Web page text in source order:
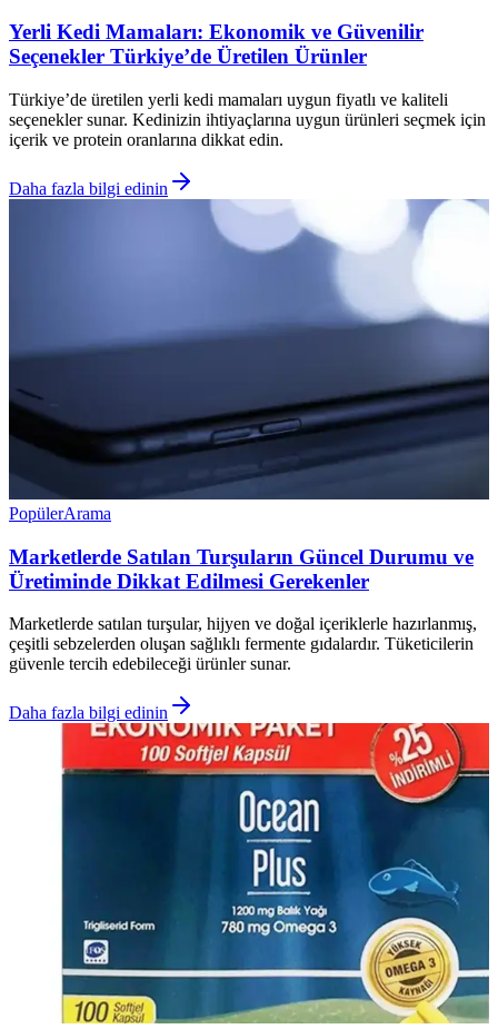
Yerli Kedi Mamaları: Ekonomik ve Güvenilir
Seçenekler Türkiye’de Üretilen Ürünler
Türkiye’de üretilen yerli kedi mamaları uygun fiyatlı ve kaliteli
seçenekler sunar. Kedinizin ihtiyaçlarına uygun ürünleri seçmek için
içerik ve protein oranlarına dikkat edin.
Daha fazla bilgi edinin
PopülerArama
Marketlerde Satılan Turşuların Güncel Durumu ve
Üretiminde Dikkat Edilmesi Gerekenler
Marketlerde satılan turşular, hijyen ve doğal içeriklerle hazırlanmış,
çeşitli sebzelerden oluşan sağlıklı fermente gıdalardır. Tüketicilerin
güvenle tercih edebileceği ürünler sunar.
Daha fazla bilgi edinin